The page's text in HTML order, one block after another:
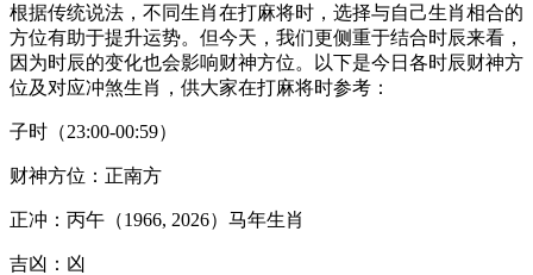
根据传统说法，不同生肖在打麻将时，选择与自己生肖相合的
方位有助于提升运势。但今天，我们更侧重于结合时辰来看，
因为时辰的变化也会影响财神方位。以下是今日各时辰财神方
位及对应冲煞生肖，供大家在打麻将时参考：
子时（23:00-00:59）
财神方位：正南方
正冲：丙午（1966, 2026）马年生肖
吉凶：凶